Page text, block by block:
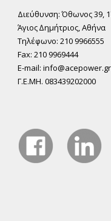
Διεύθυνση: Όθωνος 39,
Άγιος ∆ηµήτριος, Αθήνα
Τηλέφωνο: 210 9966555
Fax: 210 9969444
E-mail: info@acepower.gr
Γ.Ε.ΜΗ. 083439202000